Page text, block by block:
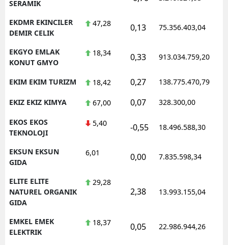
SERAMIK
EKDMR EKINCILER
DEMIR CELIK
47,28 0,13 75.356.403,04
EKGYO EMLAK
KONUT GMYO
18,34 0,33 913.034.759,20
EKIM EKIM TURIZM 18,42 0,27 138.775.470,79
EKIZ EKIZ KIMYA 67,00 0,07 328.300,00
EKOS EKOS
TEKNOLOJI
5,40 -0,55 18.496.588,30
EKSUN EKSUN
GIDA
6,01 0,00 7.835.598,34
ELITE ELITE
NATUREL ORGANIK
GIDA
29,28
2,38 13.993.155,04
EMKEL EMEK
ELEKTRIK
18,37 0,05 22.986.944,26